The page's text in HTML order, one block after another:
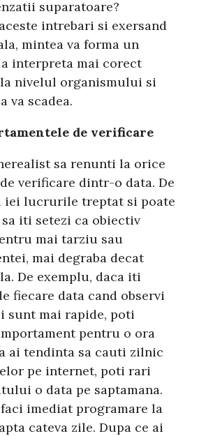
suparatoare?
intrebari si exersand
mintea va forma un
interpreta mai corect
nivelul organismului si
va scadea.
de verificare
sa renunti la orice
verificare dintr-o data. De
iei lucrurile treptat si poate
iti setezi ca obiectiv
mai tarziu sau
mai degraba decat
De exemplu, daca iti
fiecare data cand observi
sunt mai rapide, poti
pentru o ora
ai tendinta sa cauti zilnic
pe internet, poti rari
o data pe saptamana.
imediat programare la
cateva zile. Dupa ce ai